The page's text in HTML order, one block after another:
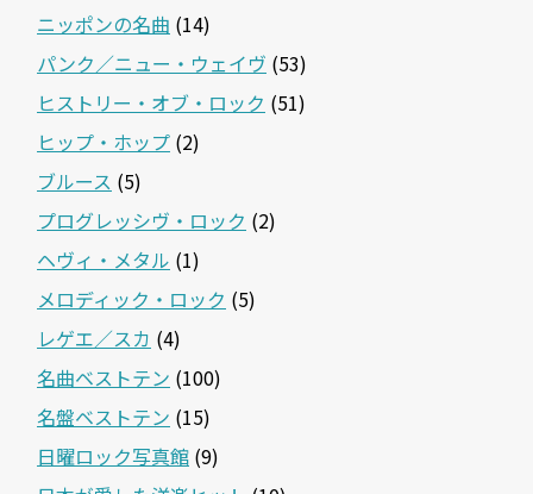
ニッポンの名曲 (14)
パンク／ニュー・ウェイヴ (53)
ヒストリー・オブ・ロック (51)
ヒップ・ホップ (2)
ブルース (5)
プログレッシヴ・ロック (2)
ヘヴィ・メタル (1)
メロディック・ロック (5)
レゲエ／スカ (4)
名曲ベストテン (100)
名盤ベストテン (15)
日曜ロック写真館 (9)